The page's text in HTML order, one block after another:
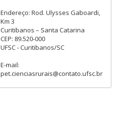
Endereço: Rod. Ulysses Gaboardi,
Km 3
Curitibanos – Santa Catarina
CEP: 89.520-000
UFSC - Curitibanos/SC
E-mail:
pet.cienciasrurais@contato.ufsc.br